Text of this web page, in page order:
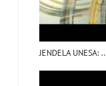
JENDELA UNESA: